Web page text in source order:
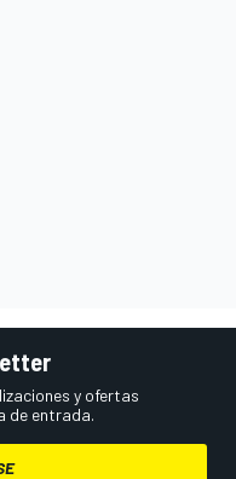
y ofertas
de entrada.